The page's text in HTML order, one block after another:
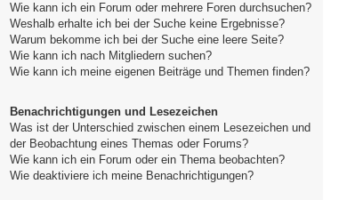
Wie kann ich ein Forum oder mehrere Foren durchsuchen?
Weshalb erhalte ich bei der Suche keine Ergebnisse?
Warum bekomme ich bei der Suche eine leere Seite?
Wie kann ich nach Mitgliedern suchen?
Wie kann ich meine eigenen Beiträge und Themen finden?
Benachrichtigungen und Lesezeichen
Was ist der Unterschied zwischen einem Lesezeichen und
der Beobachtung eines Themas oder Forums?
Wie kann ich ein Forum oder ein Thema beobachten?
Wie deaktiviere ich meine Benachrichtigungen?